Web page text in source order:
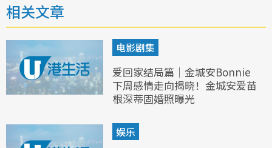
相关文章
电影剧集
爱回家结局篇｜金城安Bonnie
下周感情走向揭晓！金城安爱苗
根深蒂固婚照曝光
娱乐